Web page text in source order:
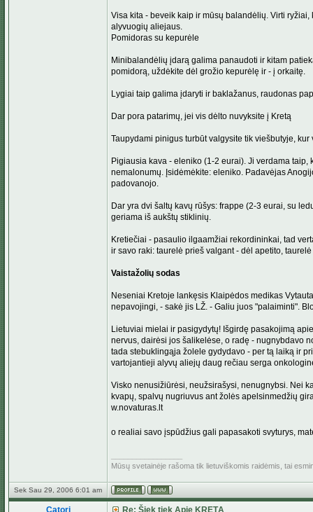
Visa kita - beveik kaip ir mūsų balandėlių. Virti
alyvuogių aliejaus.
Pomidoras su kepurėle
Minibalandėlių įdarą galima panaudoti ir kitam
pomidorą, uždėkite dėl grožio kepurėlę ir - į orkaitę.
Lygiai taip galima įdaryti ir baklažanus, raudonas
Dar pora patarimų, jei vis dėlto nuvyksite į Kretą
Taupydami pinigus turbūt valgysite tik viešbutyje,
Pigiausia kava - eleniko (1-2 eurai). Ji verdama
nemalonumų. Įsidėmėkite: eleniko. Padavėjas
padovanojo.
Dar yra dvi šaltų kavų rūšys: frappe (2-3 eurai, su
geriama iš aukštų stiklinių.
Kretiečiai - pasaulio ilgaamžiai rekordininkai, tad
ir savo raki: taurelė prieš valgant - dėl apetito,
Vaistažolių sodas
Neseniai Kretoje lankęsis Klaipėdos medikas
nepavojingi, - sakė jis LŽ. - Galiu juos "palaiminti".
Lietuviai mielai ir pasigydytų! Išgirdę pasakojimą
nervus, dairėsi jos šalikelėse, o radę - nugnybdavo
tada stebuklingąja žolele gydydavo - per tą laiką ir
vartojantieji alyvų aliejų daug rečiau serga
Visko nenusižiūrėsi, neužsirašysi, nenugnybsi. Nei
kvapų, spalvų nugriuvus ant žolės apelsinmedžių
w.novaturas.lt
o realiai savo įspūdžius gali papasakoti svyturys,
Mūsų svetainėje rašoma tik lietuviškomis raidėmis, tai
Sek Sau 29, 2006 6:01 am
Catori Re: Šiek tiek Apie KRETĄ